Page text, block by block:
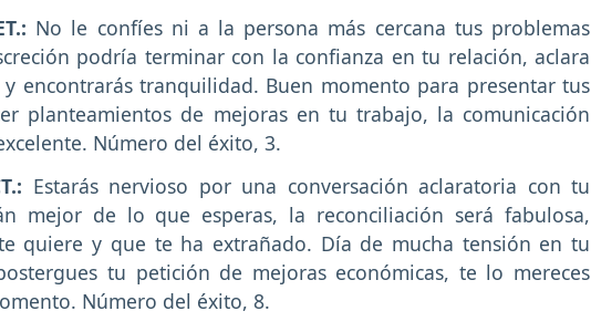
No le confíes ni a la persona más cercana tus problemas
podría terminar con la confianza en tu relación, aclara
encontrarás tranquilidad. Buen momento para presentar tus
planteamientos de mejoras en tu trabajo, la comunicación
Número del éxito, 3.
Estarás nervioso por una conversación aclaratoria con tu
mejor de lo que esperas, la reconciliación será fabulosa,
quiere y que te ha extrañado. Día de mucha tensión en tu
tu petición de mejoras económicas, te lo mereces
Número del éxito, 8.